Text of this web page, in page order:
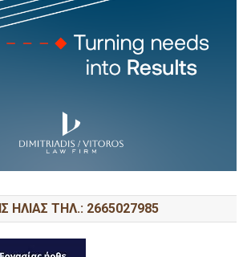
ΤΗΛ.: 2665027985